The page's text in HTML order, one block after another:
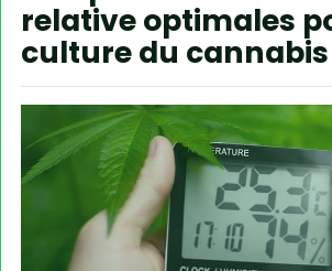
relative optimales
culture du cannabis